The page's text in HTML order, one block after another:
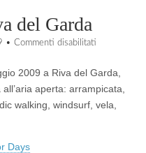
del Garda
• Commenti disabilitati
a
Riva
Garda
2009 a Riva del Garda,
aperta: arrampicata,
walking, windsurf, vela,
Days